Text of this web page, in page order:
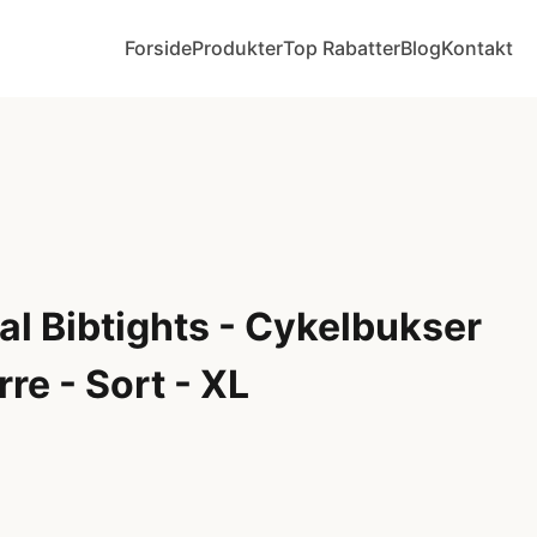
ForsideProdukterTop RabatterBlogKontakt
Bibtights - Cykelbukser
- Sort - XL